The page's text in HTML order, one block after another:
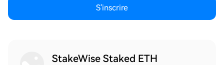
S'inscrire
StakeWise Staked ETH